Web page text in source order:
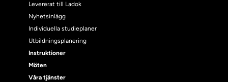
Levererat till Ladok
Nyhetsinlägg
Individuella studieplaner
Utbildningsplanering
Instruktioner
Möten
Våra tjänster